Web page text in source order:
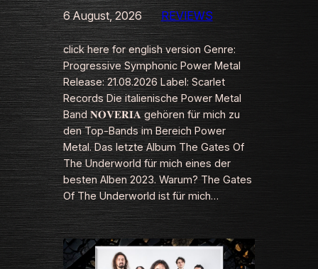
6 August, 2026 REVIEWS
click here for english version Genre:
Progressive Symphonic Power Metal
Release: 21.08.2026 Label: Scarlet
Records Die italienische Power Metal
Band 𝐍𝐎𝐕𝐄𝐑𝐈𝐀 gehören für mich zu
den Top-Bands im Bereich Power
Metal. Das letzte Album The Gates Of
The Underworld für mich eines der
besten Alben 2023. Warum? The Gates
Of The Underworld ist für mich…